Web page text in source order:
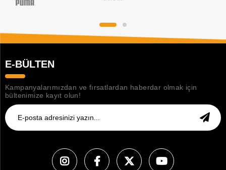
E-BÜLTEN
Kampanyalarımızdan ve fırsatlardan haberdar olmak için
bültenimize kayıt olun!